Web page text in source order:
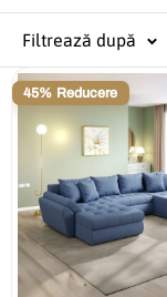
cu atenție la
modern.
Alege colțare
transformă-ți
Explorează
tine.
Filtrează după
45% Reducere